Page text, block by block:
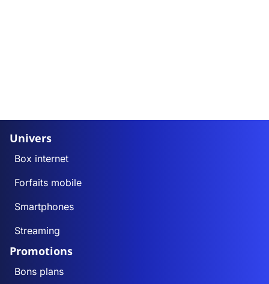
Univers
Box internet
Forfaits mobile
Smartphones
Streaming
Promotions
Bons plans